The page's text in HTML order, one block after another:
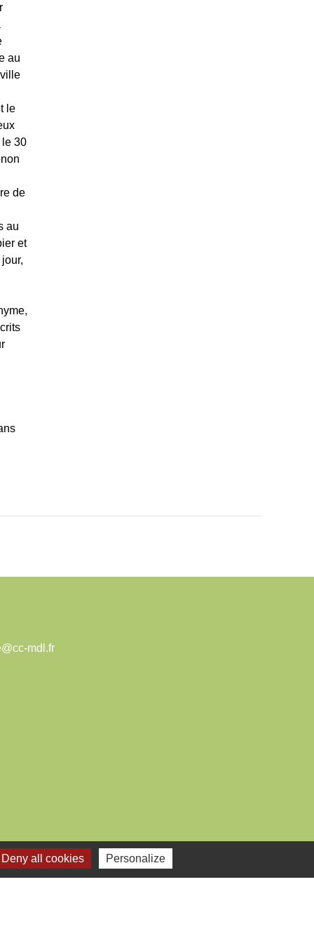
au
le
30
de
au
et
mdl.fr
Deny all cookies Personalize